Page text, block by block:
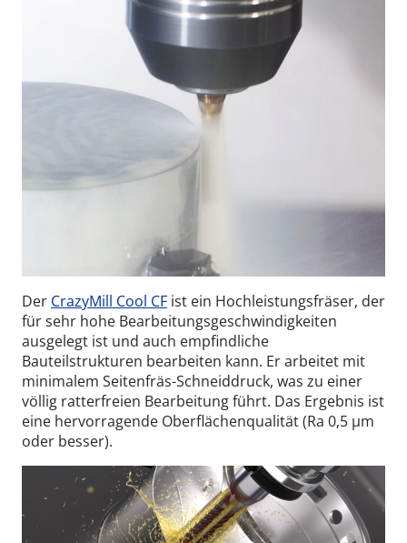
Der CrazyMill Cool CF ist ein Hochleistungsfräser, der
für sehr hohe Bearbeitungsgeschwindigkeiten
ausgelegt ist und auch empfindliche
Bauteilstrukturen bearbeiten kann. Er arbeitet mit
minimalem Seitenfräs-Schneiddruck, was zu einer
völlig ratterfreien Bearbeitung führt. Das Ergebnis ist
eine hervorragende Oberflächenqualität (Ra 0,5 µm
oder besser).